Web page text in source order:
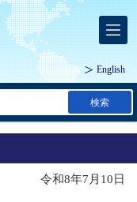
English
検索
令和8年7月10日